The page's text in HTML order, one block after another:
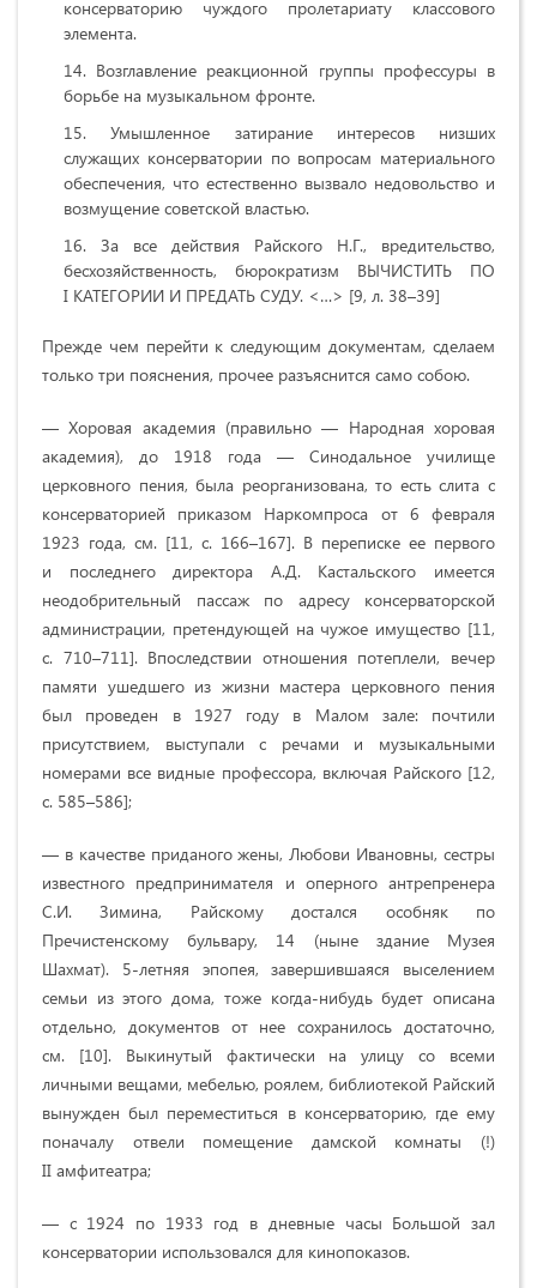
консерваторию чуждого пролетариату классового
элемента.
Возглавление реакционной группы профессуры в
борьбе на музыкальном фронте.
Умышленное затирание интересов низших
служащих консерватории по вопросам материального
обеспечения, что естественно вызвало недовольство и
возмущение советской властью.
За все действия Райского Н.Г., вредительство,
бесхозяйственность, бюрократизм ВЫЧИСТИТЬ ПО
I КАТЕГОРИИ И ПРЕДАТЬ СУДУ. <…> [9, л. 38–39]
Прежде чем перейти к следующим документам, сделаем
только три пояснения, прочее разъяснится само собою.
— Хоровая академия (правильно — Народная хоровая
академия), до 1918 года — Синодальное училище
церковного пения, была реорганизована, то есть слита с
консерваторией приказом Наркомпроса от 6 февраля
1923 года, см. [11, с. 166–167]. В переписке ее первого
и последнего директора А.Д. Кастальского имеется
неодобрительный пассаж по адресу консерваторской
администрации, претендующей на чужое имущество [11,
с. 710–711]. Впоследствии отношения потеплели, вечер
памяти ушедшего из жизни мастера церковного пения
был проведен в 1927 году в Малом зале: почтили
присутствием, выступали с речами и музыкальными
номерами все видные профессора, включая Райского [12,
с. 585–586];
— в качестве приданого жены, Любови Ивановны, сестры
известного предпринимателя и оперного антрепренера
С.И. Зимина, Райскому достался особняк по
Пречистенскому бульвару, 14 (ныне здание Музея
Шахмат). 5-летняя эпопея, завершившаяся выселением
семьи из этого дома, тоже когда-нибудь будет описана
отдельно, документов от нее сохранилось достаточно,
см. [10]. Выкинутый фактически на улицу со всеми
личными вещами, мебелью, роялем, библиотекой Райский
вынужден был переместиться в консерваторию, где ему
поначалу отвели помещение дамской комнаты (!)
II амфитеатра;
— с 1924 по 1933 год в дневные часы Большой зал
консерватории использовался для кинопоказов.